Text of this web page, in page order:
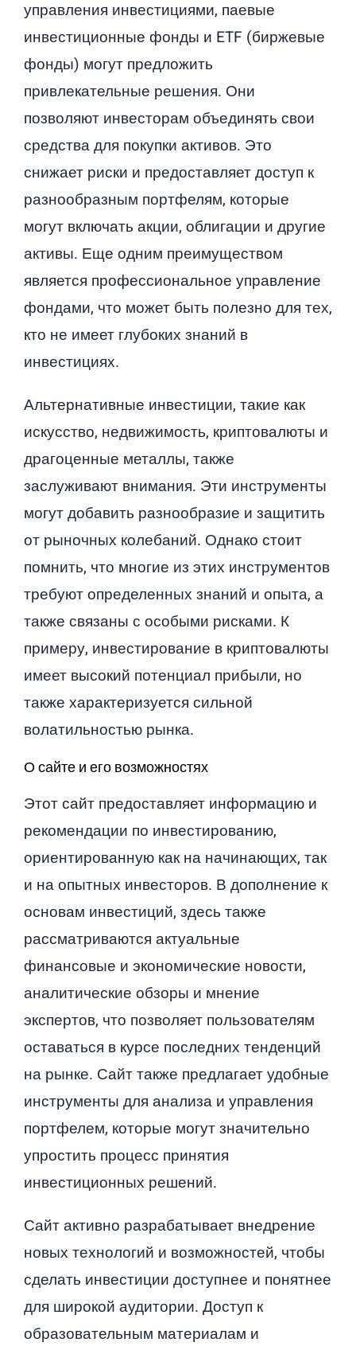
управления инвестициями, паевые
инвестиционные фонды и ETF (биржевые
фонды) могут предложить
привлекательные решения. Они
позволяют инвесторам объединять свои
средства для покупки активов. Это
снижает риски и предоставляет доступ к
разнообразным портфелям, которые
могут включать акции, облигации и другие
активы. Еще одним преимуществом
является профессиональное управление
фондами, что может быть полезно для тех,
кто не имеет глубоких знаний в
инвестициях.
Альтернативные инвестиции, такие как
искусство, недвижимость, криптовалюты и
драгоценные металлы, также
заслуживают внимания. Эти инструменты
могут добавить разнообразие и защитить
от рыночных колебаний. Однако стоит
помнить, что многие из этих инструментов
требуют определенных знаний и опыта, а
также связаны с особыми рисками. К
примеру, инвестирование в криптовалюты
имеет высокий потенциал прибыли, но
также характеризуется сильной
волатильностью рынка.
О сайте и его возможностях
Этот сайт предоставляет информацию и
рекомендации по инвестированию,
ориентированную как на начинающих, так
и на опытных инвесторов. В дополнение к
основам инвестиций, здесь также
рассматриваются актуальные
финансовые и экономические новости,
аналитические обзоры и мнение
экспертов, что позволяет пользователям
оставаться в курсе последних тенденций
на рынке. Сайт также предлагает удобные
инструменты для анализа и управления
портфелем, которые могут значительно
упростить процесс принятия
инвестиционных решений.
Сайт активно разрабатывает внедрение
новых технологий и возможностей, чтобы
сделать инвестиции доступнее и понятнее
для широкой аудитории. Доступ к
образовательным материалам и